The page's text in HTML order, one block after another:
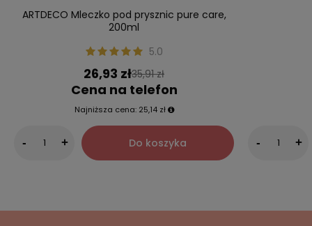
ARTDECO Mleczko pod prysznic pure care,
200ml
5.0
26,93 zł35,91 zł
Cena na telefon
Najniższa cena: 25,14 zł
- + Do koszyka - +